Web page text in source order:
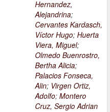
Hernandez,
Alejandrina;
Cervantes Kardasch,
Víctor Hugo; Huerta
Viera, Miguel;
Olmedo Buenrostro,
Bertha Alicia;
Palacios Fonseca,
Alin; Virgen Ortiz,
Adolfo; Montero
Cruz, Sergio Adrian